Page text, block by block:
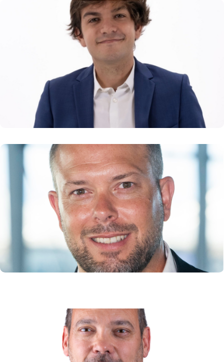
Pierre FAURY
Orateur, conférencier et Lauréat du Concours
National d’Éloquence en 2023
En savoir plus
Cédric FECHTER
Président du Directoire d’Aéroports de Lyon
En savoir plus
Victor GERVASONI